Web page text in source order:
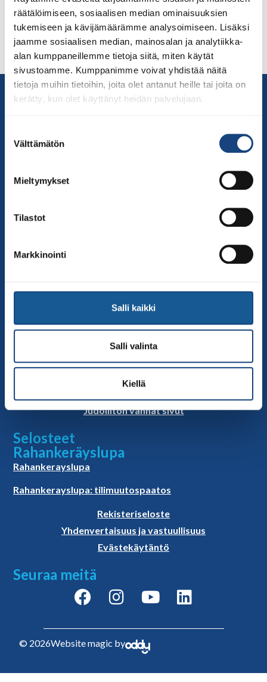
räätälöimiseen, sosiaalisen median ominaisuuksien
tukemiseen ja kävijämäärämme analysoimiseen. Lisäksi
jaamme sosiaalisen median, mainosalan ja analytiikka-
alan kumppaneillemme tietoja siitä, miten käytät
sivustoamme. Kumppanimme voivat yhdistää näitä
tietoja muihin tietoihin, joita olet antanut heille tai joita on
kerätty, kun olet käyttänyt heidän palvelujaan.
valinta
Välttämätön
Mieltymykset
Tilastot
Markkinointi
Salli kaikki
Salli valinta
Kiellä
että kansallisessa kilpailutoiminnassa Suomessa asuvat
muiden maiden urheilijat edustavat itseään tai
seuraansa, eivätkä maataan. Näin ollen ketään ei voi
sulkea […]
Yhteystiedot
Tapahtumakalenteri
Linkkejä
Judoliiton vanhat sivut
Selosteet
Rahankeräyslupa
Rahankerayslupa
Rahankerayslupa: tilimuutospaatos
Rekisteriseloste
Yhdenvertaisuus ja vastuullisuus
Evästekäytäntö
Seuraa meitä
© 2026Website magic by